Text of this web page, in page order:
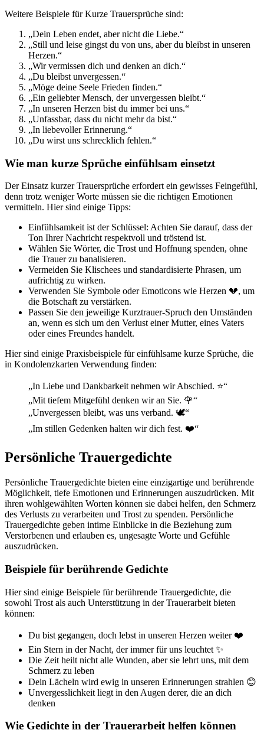
Weitere Beispiele für Kurze Trauersprüche sind:
„Dein Leben endet, aber nicht die Liebe.“
„Still und leise gingst du von uns, aber du bleibst in unseren
Herzen.“
„Wir vermissen dich und denken an dich.“
„Du bleibst unvergessen.“
„Möge deine Seele Frieden finden.“
„Ein geliebter Mensch, der unvergessen bleibt.“
„In unseren Herzen bist du immer bei uns.“
„Unfassbar, dass du nicht mehr da bist.“
„In liebevoller Erinnerung.“
„Du wirst uns schrecklich fehlen.“
Wie man kurze Sprüche einfühlsam einsetzt
Der Einsatz kurzer Trauersprüche erfordert ein gewisses Feingefühl,
denn trotz weniger Worte müssen sie die richtigen Emotionen
vermitteln. Hier sind einige Tipps:
Einfühlsamkeit ist der Schlüssel: Achten Sie darauf, dass der
Ton Ihrer Nachricht respektvoll und tröstend ist.
Wählen Sie Wörter, die Trost und Hoffnung spenden, ohne
die Trauer zu banalisieren.
Vermeiden Sie Klischees und standardisierte Phrasen, um
aufrichtig zu wirken.
Verwenden Sie Symbole oder Emoticons wie Herzen 💔, um
die Botschaft zu verstärken.
Passen Sie den jeweilige Kurztrauer-Spruch den Umständen
an, wenn es sich um den Verlust einer Mutter, eines Vaters
oder eines Freundes handelt.
Hier sind einige Praxisbeispiele für einfühlsame kurze Sprüche, die
in Kondolenzkarten Verwendung finden:
„In Liebe und Dankbarkeit nehmen wir Abschied. ⭐“
„Mit tiefem Mitgefühl denken wir an Sie. 🌹“
„Unvergessen bleibt, was uns verband. 🕊️“
„Im stillen Gedenken halten wir dich fest. ❤️“
Persönliche Trauergedichte
Persönliche Trauergedichte bieten eine einzigartige und berührende
Möglichkeit, tiefe Emotionen und Erinnerungen auszudrücken. Mit
ihren wohlgewählten Worten können sie dabei helfen, den Schmerz
des Verlusts zu verarbeiten und Trost zu spenden. Persönliche
Trauergedichte geben intime Einblicke in die Beziehung zum
Verstorbenen und erlauben es, ungesagte Worte und Gefühle
auszudrücken.
Beispiele für berührende Gedichte
Hier sind einige Beispiele für berührende Trauergedichte, die
sowohl Trost als auch Unterstützung in der Trauerarbeit bieten
können:
Du bist gegangen, doch lebst in unseren Herzen weiter ❤️
Ein Stern in der Nacht, der immer für uns leuchtet ✨
Die Zeit heilt nicht alle Wunden, aber sie lehrt uns, mit dem
Schmerz zu leben
Dein Lächeln wird ewig in unseren Erinnerungen strahlen 😊
Unvergesslichkeit liegt in den Augen derer, die an dich
denken
Wie Gedichte in der Trauerarbeit helfen können